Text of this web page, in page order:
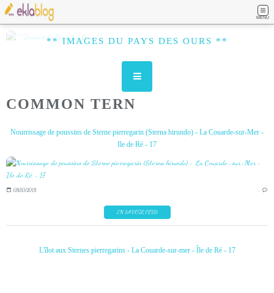
MENU
** IMAGES DU PAYS DES OURS **
COMMON TERN
Nourrissage de poussins de Sterne pierregarin (Sterna hirundo) - La Couarde-sur-Mer -
Ile de Ré - 17
08/10/2018 …
EN SAVOIR PLUS
L'îlot aux Sternes pierregarins - La Couarde-sur-mer - Île de Ré - 17